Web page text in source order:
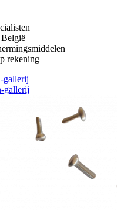
rekening
gallerij
gallerij